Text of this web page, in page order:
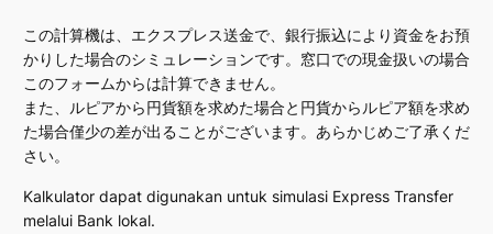
この計算機は、エクスプレス送金で、銀行振込により資金をお預
かりした場合のシミュレーションです。窓口での現金扱いの場合
このフォームからは計算できません。
また、ルピアから円貨額を求めた場合と円貨からルピア額を求め
た場合僅少の差が出ることがございます。あらかじめご了承くだ
さい。
Kalkulator dapat digunakan untuk simulasi Express Transfer
melalui Bank lokal.